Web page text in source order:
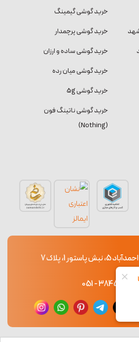
خرید گوشی گیمینگ
خرید گوشی پرچمدار
خرید گوشی ساده و ارزان
خرید گوشی میان رده
خرید گوشی 5g
خرید گوشی ناتینگ فون
(Nothing)
پاستور 1، پلاک 7
38453765 - 051